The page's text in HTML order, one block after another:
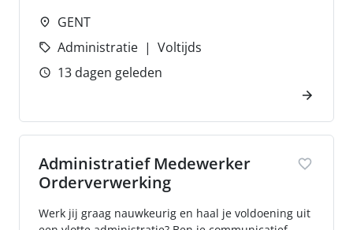
GENT
Administratie
Voltijds
13 dagen geleden
Administratief Medewerker
Orderverwerking
Werk jij graag nauwkeurig en haal je voldoening uit